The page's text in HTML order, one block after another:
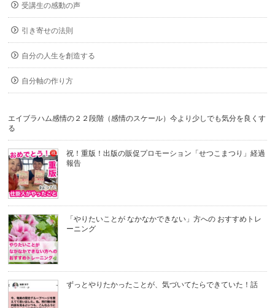
受講生の感動の声
引き寄せの法則
自分の人生を創造する
自分軸の作り方
エイブラハム感情の２２段階（感情のスケール）今より少しでも気分を良くす
る
祝！重版！出版の販促プロモーション「せつこまつり」経過
報告
「やりたいことが なかなかできない」方への おすすめトレ
ーニング
ずっとやりたかったことが、気づいてたらできていた！話